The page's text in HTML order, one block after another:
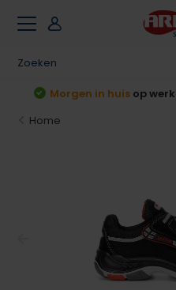
Morgen in huis op
Home